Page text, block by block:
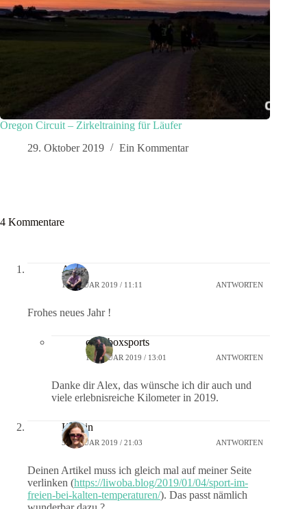
Oregon Circuit – Zirkeltraining für Läufer
29. Oktober 2019
Ein Kommentar
4 Kommentare
Alex
1. JANUAR 2019 / 11:11 ANTWORTEN
Frohes neues Jahr !
crossboxsports
1. JANUAR 2019 / 13:01 ANTWORTEN
Danke dir Alex, das wünsche ich dir auch und
viele erlebnisreiche Kilometer in 2019.
Kerstin
5. JANUAR 2019 / 21:03 ANTWORTEN
Deinen Artikel muss ich gleich mal auf meiner Seite
verlinken (https://liwoba.blog/2019/01/04/sport-im-
freien-bei-kalten-temperaturen/). Das passt nämlich